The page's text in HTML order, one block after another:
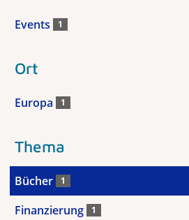
Events 1
Ort
Europa 1
Thema
Bücher 1
Finanzierung 1